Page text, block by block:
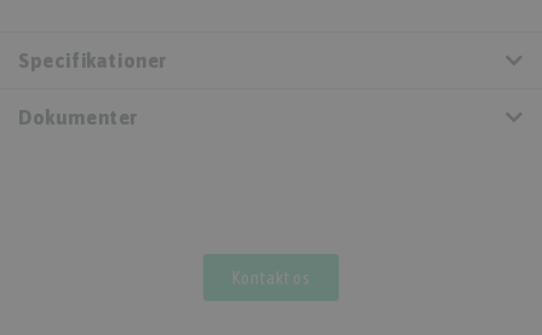
Specifikationer
Dokumenter
Kontakt os